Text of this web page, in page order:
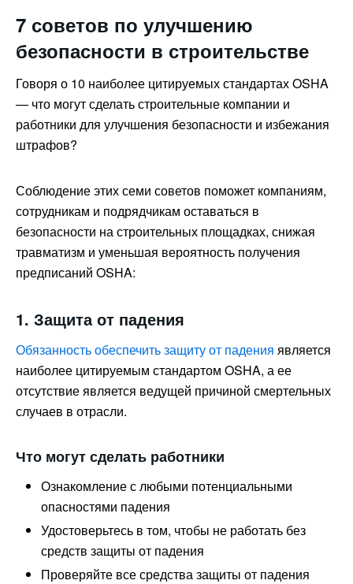
7 советов по улучшению
безопасности в строительстве
Говоря о 10 наиболее цитируемых стандартах OSHA
— что могут сделать строительные компании и
работники для улучшения безопасности и избежания
штрафов?
Соблюдение этих семи советов поможет компаниям,
сотрудникам и подрядчикам оставаться в
безопасности на строительных площадках, снижая
травматизм и уменьшая вероятность получения
предписаний OSHA:
1. Защита от падения
Обязанность обеспечить защиту от падения является
наиболее цитируемым стандартом OSHA, а ее
отсутствие является ведущей причиной смертельных
случаев в отрасли.
Что могут сделать работники
Ознакомление с любыми потенциальными
опасностями падения
Удостоверьтесь в том, чтобы не работать без
средств защиты от падения
Проверяйте все средства защиты от падения